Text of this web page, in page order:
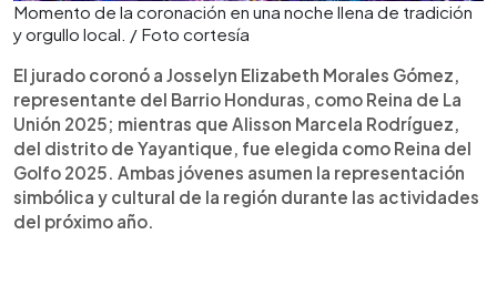
Momento de la coronación en una noche llena de tradición
y orgullo local. / Foto cortesía
El jurado coronó a Josselyn Elizabeth Morales Gómez,
representante del Barrio Honduras, como Reina de La
Unión 2025; mientras que Alisson Marcela Rodríguez,
del distrito de Yayantique, fue elegida como Reina del
Golfo 2025. Ambas jóvenes asumen la representación
simbólica y cultural de la región durante las actividades
del próximo año.